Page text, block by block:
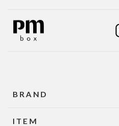
BRAND
ITEM